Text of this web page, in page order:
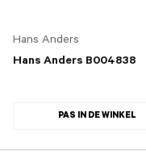
Hans Anders
Hans Anders B004838
PAS IN DE WINKEL